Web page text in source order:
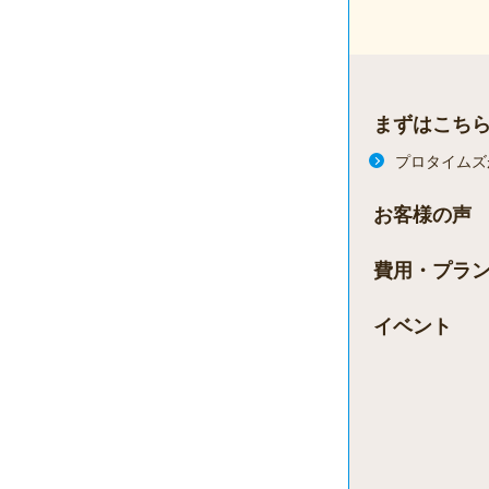
まずはこち
プロタイム
お客様の声
費用・プラ
イベント